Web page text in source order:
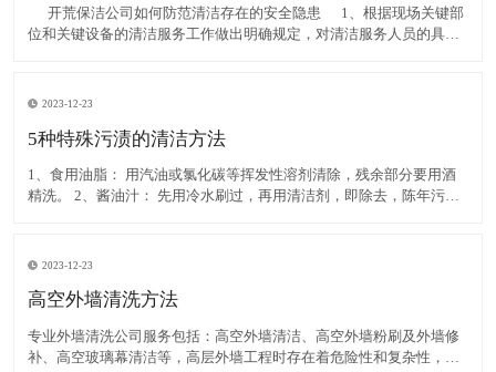
​ 开荒保洁公司如何防范清洁存在的安全隐患 1、根据现场关键部
位和关键设备的清洁服务工作做出明确规定，对清洁服务人员的具体
2023-12-23
5种特殊污渍的清洁方法
1、食用油脂： 用汽油或氯化碳等挥发性溶剂清除，残余部分要用酒
精洗。 2、酱油汁： 先用冷水刷过，再用清洁剂，即除去，陈年污汁
2023-12-23
高空外墙清洗方法
专业外墙清洗公司服务包括：高空外墙清洁、高空外墙粉刷及外墙修
补、高空玻璃幕清洁等，高层外墙工程时存在着危险性和复杂性，所